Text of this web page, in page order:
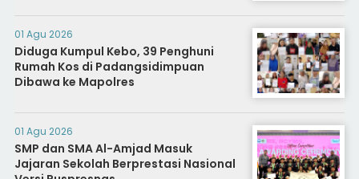
01 Agu 2026
Diduga Kumpul Kebo, 39 Penghuni
Rumah Kos di Padangsidimpuan
Dibawa ke Mapolres
01 Agu 2026
SMP dan SMA Al-Amjad Masuk
Jajaran Sekolah Berprestasi Nasional